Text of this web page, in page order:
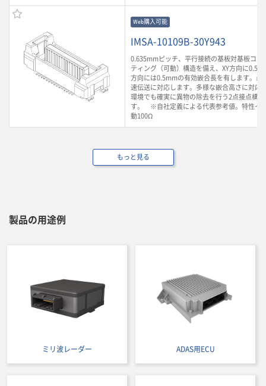
Web購入可能
IMSA-10109B-30Y943
0.635mmピッチ、平行接続の基板対基板コネ
ティング（可動）構造を備え、XY方向に
方向には0.5mmの有効嵌合長を有します。
速伝送に対応します。多様な嵌合高さに対応
環境でも確実に異物の除去を行う2点接点構
す。 ※自社定義による代表参考値。特性イ
動100Ω
もっと見る
製品の用途例
ミリ波レーダー ADAS用ECU